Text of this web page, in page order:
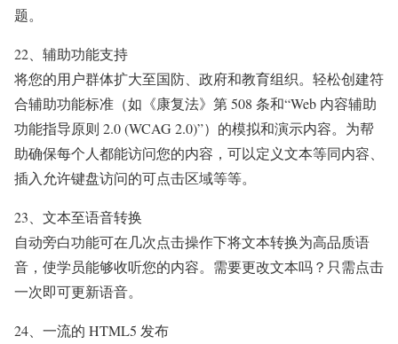
题。
22、辅助功能支持
将您的用户群体扩大至国防、政府和教育组织。轻松创建符
合辅助功能标准（如《康复法》第 508 条和“Web 内容辅助
功能指导原则 2.0 (WCAG 2.0)”）的模拟和演示内容。为帮
助确保每个人都能访问您的内容，可以定义文本等同内容、
插入允许键盘访问的可点击区域等等。
23、文本至语音转换
自动旁白功能可在几次点击操作下将文本转换为高品质语
音，使学员能够收听您的内容。需要更改文本吗？只需点击
一次即可更新语音。
24、一流的 HTML5 发布